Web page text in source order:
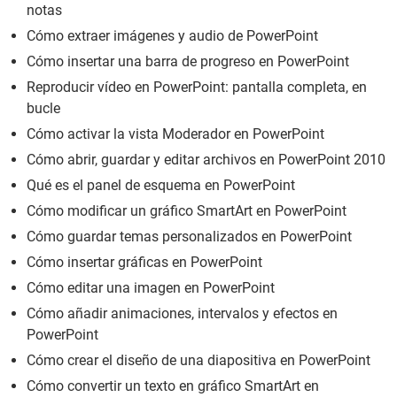
notas
Cómo extraer imágenes y audio de PowerPoint
Cómo insertar una barra de progreso en PowerPoint
Reproducir vídeo en PowerPoint: pantalla completa, en
bucle
Cómo activar la vista Moderador en PowerPoint
Cómo abrir, guardar y editar archivos en PowerPoint 2010
Qué es el panel de esquema en PowerPoint
Cómo modificar un gráfico SmartArt en PowerPoint
Cómo guardar temas personalizados en PowerPoint
Cómo insertar gráficas en PowerPoint
Cómo editar una imagen en PowerPoint
Cómo añadir animaciones, intervalos y efectos en
PowerPoint
Cómo crear el diseño de una diapositiva en PowerPoint
Cómo convertir un texto en gráfico SmartArt en